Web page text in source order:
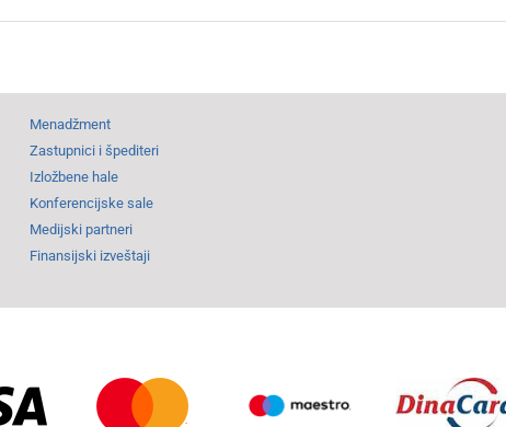
Menadžment
Zastupnici i špediteri
Izložbene hale
Konferencijske sale
Medijski partneri
Finansijski izveštaji